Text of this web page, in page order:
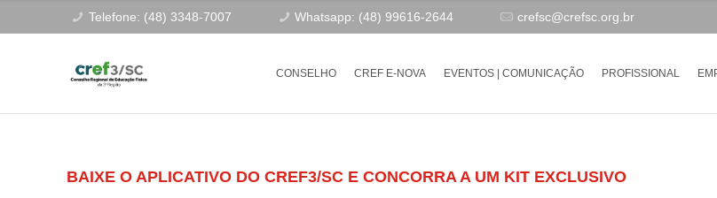
Telefone: (48) 3348-7007 Whatsapp: (48) 99616-2644 crefsc@crefsc.org.br
CONSELHO CREF E-NOVA EVENTOS | COMUNICAÇÃO PROFISSIONAL
BAIXE O APLICATIVO DO CREF3/SC E CONCORRA A UM KIT EXCLUSIVO